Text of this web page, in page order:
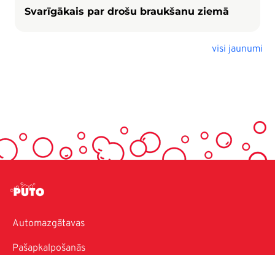
Svarīgākais par drošu braukšanu ziemā
visi jaunumi
Automazgātavas
Pašapkalpošanās